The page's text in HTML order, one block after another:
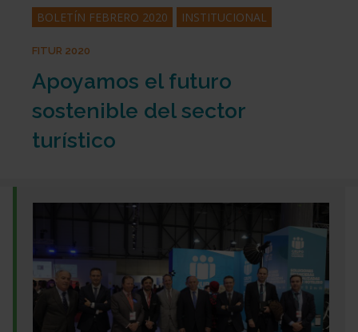
BOLETÍN FEBRERO 2020 INSTITUCIONAL
FITUR 2020
Apoyamos el futuro
sostenible del sector
turístico